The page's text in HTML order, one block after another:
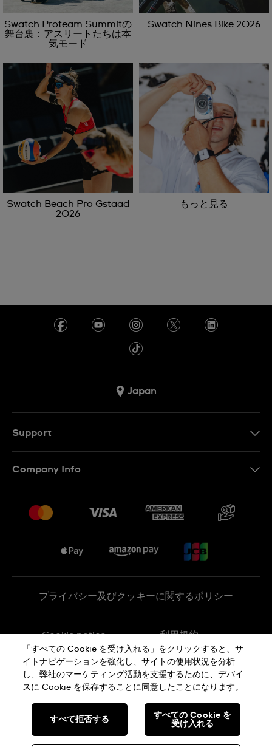
Swatch Proteam Summitの
舞台裏：アスリートたちは本
気モード
Swatch Nines Bike 2026
Swatch Beach Pro Gstaad
2026
もっと見る
Japan
Support
販売契約条件
Company Info
Swatchで働く
プライバシー及びクッキーに関するポリシー
Cookie notice 利用規約
特定商取引に関する法律に基づく表示
SWISS MADE
© SWATCH AG 2026. 無断複写・転載を禁じます。: SWISS WATCHES
「すべての Cookie を受け入れる」をクリックすると、サ
イトナビゲーションを強化し、サイトの使用状況を分析
し、弊社のマーケティング活動を支援するために、デバイ
スに Cookie を保存することに同意したことになります。
すべて拒否する
すべての Cookie を
受け入れる